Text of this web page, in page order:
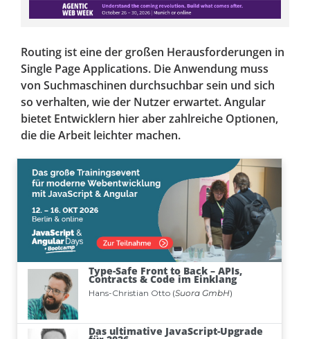
Routing ist eine der großen Herausforderungen in
Single Page Applications. Die Anwendung muss
von Suchmaschinen durchsuchbar sein und sich
so verhalten, wie der Nutzer erwartet. Angular
bietet Entwicklern hier aber zahlreiche Optionen,
die die Arbeit leichter machen.